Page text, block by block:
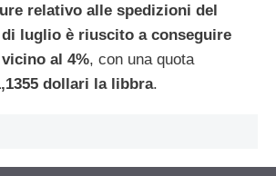
relativo alle spedizioni del
luglio è riuscito a conseguire
al 4%, con una quota
dollari la libbra.